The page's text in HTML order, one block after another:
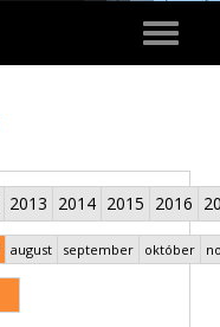
Toggle
2013 2014 2015 2016
august september október